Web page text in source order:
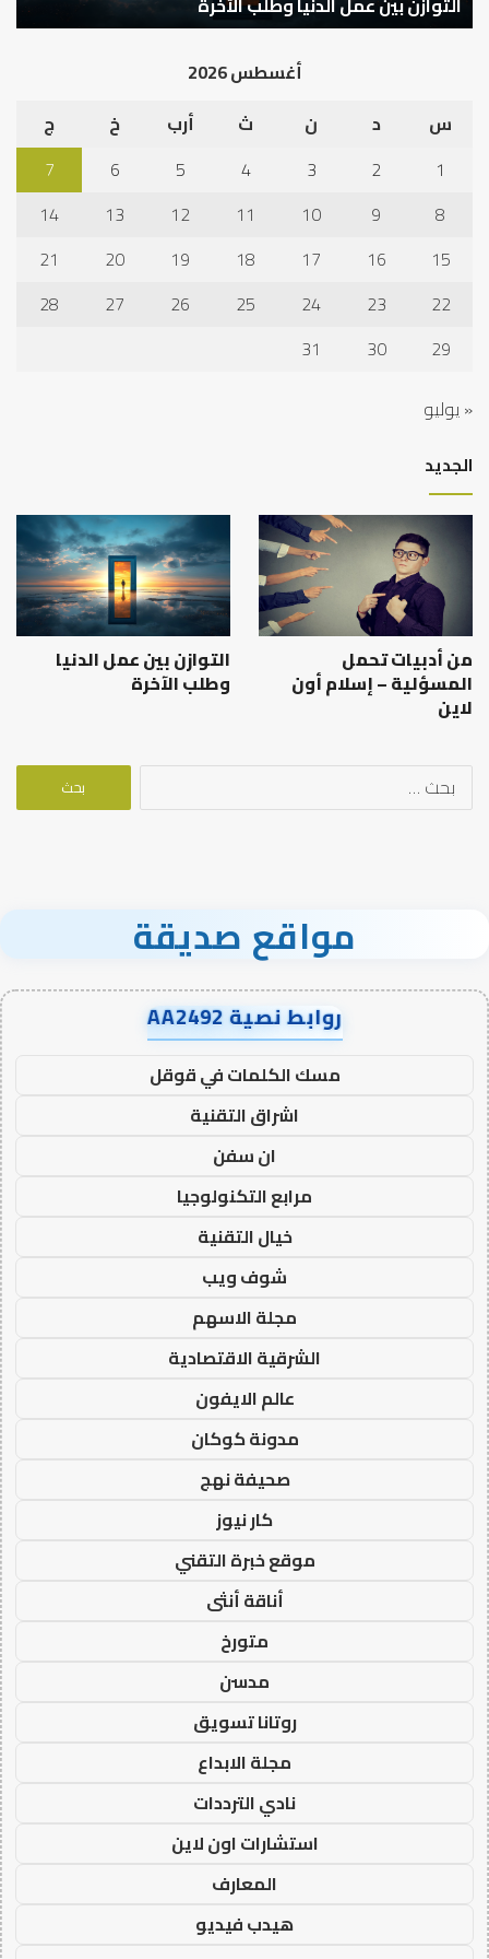
أغسطس 2026
س
د ن ث أرب خ
ج
1
2
3
4
5
6
7
8
9
10
11
12
13
14
15
16
17
18
19
20
21
22
23
24
25
26
27
28
29
30
31
« يوليو
الجديد
من أدبيات تحمل
المسؤلية – إسلام أون
لاين
التوازن بين عمل الدنيا
وطلب الآخرة
البحث
مواقع صديقة
روابط نصية AA2492
مسك الكلمات في قوقل
اشراق التقنية
ان سفن
مرابع التكنولوجيا
خيال التقنية
شوف ويب
مجلة الاسهم
الشرقية الاقتصادية
عالم الايفون
مدونة كوكان
صحيفة نهج
كار نيوز
موقع خبرة التقني
أناقة أنثى
متورخ
مدسن
روتانا تسويق
مجلة الابداع
نادي الترددات
استشارات اون لاين
المعارف
هيدب فيديو